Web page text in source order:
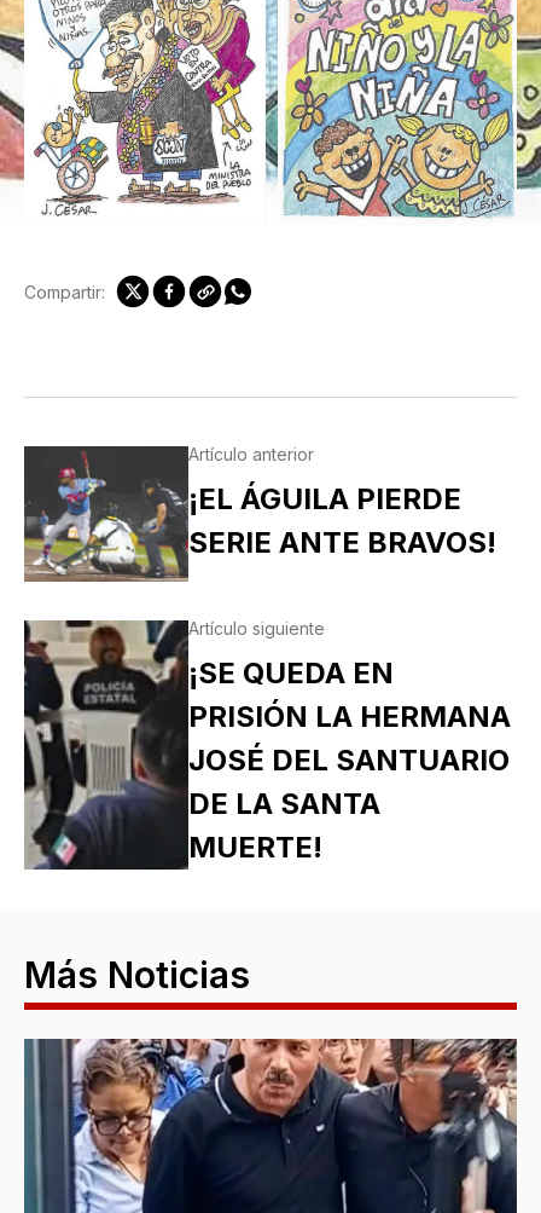
Compartir:
Artículo anterior
¡EL ÁGUILA PIERDE
SERIE ANTE BRAVOS!
Artículo siguiente
¡SE QUEDA EN
PRISIÓN LA HERMANA
JOSÉ DEL SANTUARIO
DE LA SANTA
MUERTE!
Más Noticias